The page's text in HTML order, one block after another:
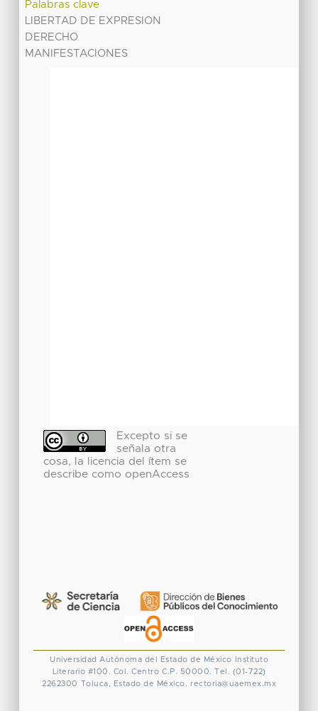
Palabras clave
LIBERTAD DE EXPRESION
DERECHO
MANIFESTACIONES
Excepto si se
señala otra
cosa, la licencia del ítem se
describe como openAccess
Universidad Autónoma del Estado de México
Instituto
Literario #100. Col. Centro C.P. 50000. Tel. (01-722)
2262300 Toluca, Estado de México. rectoria@uaemex.mx